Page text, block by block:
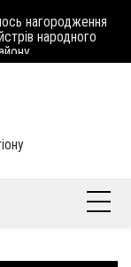
нагородження
народного